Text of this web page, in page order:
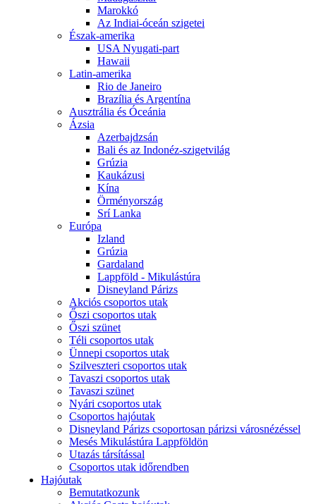
Marokkó
Az Indiai-óceán szigetei
Észak-amerika
USA Nyugati-part
Hawaii
Latin-amerika
Rio de Janeiro
Brazília és Argentína
Ausztrália és Óceánia
Ázsia
Azerbajdzsán
Bali és az Indonéz-szigetvilág
Grúzia
Kaukázusi
Kína
Örményország
Srí Lanka
Európa
Izland
Grúzia
Gardaland
Lappföld - Mikulástúra
Disneyland Párizs
Akciós csoportos utak
Őszi csoportos utak
Őszi szünet
Téli csoportos utak
Ünnepi csoportos utak
Szilveszteri csoportos utak
Tavaszi csoportos utak
Tavaszi szünet
Nyári csoportos utak
Csoportos hajóutak
Disneyland Párizs csoportosan párizsi városnézéssel
Mesés Mikulástúra Lappföldön
Utazás társítással
Csoportos utak időrendben
Hajóutak
Bemutatkozunk